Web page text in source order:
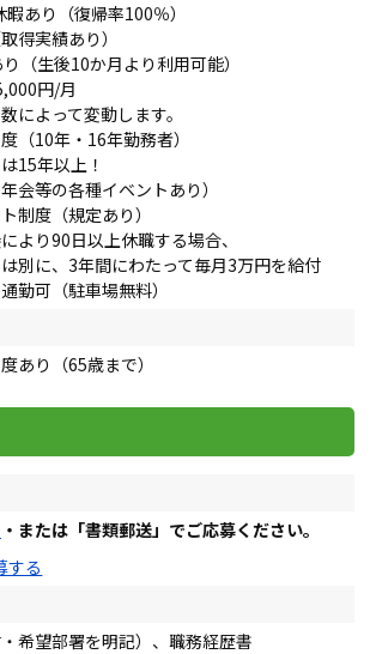
あり（復帰率100％）
得実績あり）
（生後10か月より利用可能）
円/月
よって変動します。
（10年・16年勤務者）
15年以上！
会等の各種イベントあり）
制度（規定あり）
り90日以上休職する場合、
に、3年間にわたって毎月3万円を給付
勤可（駐車場無料）
あり（65歳まで）
・または「書類郵送」でご応募ください。
する
希望部署を明記）、職務経歴書